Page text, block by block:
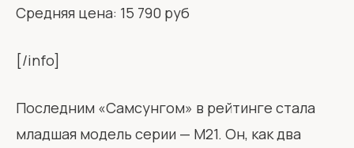
Средняя цена: 15 790 руб
[/info]
Последним «Самсунгом» в рейтинге стала
младшая модель серии — М21. Он, как два